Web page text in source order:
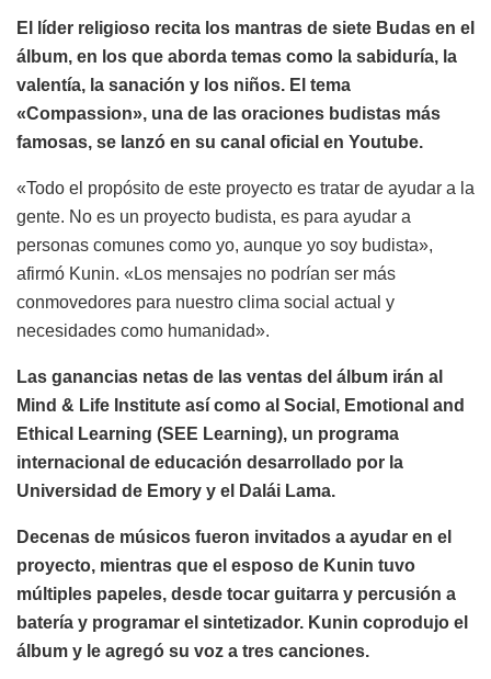
El líder religioso recita los mantras de siete Budas en el
álbum, en los que aborda temas como la sabiduría, la
valentía, la sanación y los niños. El tema
«Compassion», una de las oraciones budistas más
famosas, se lanzó en su canal oficial en Youtube.
«Todo el propósito de este proyecto es tratar de ayudar a la
gente. No es un proyecto budista, es para ayudar a
personas comunes como yo, aunque yo soy budista»,
afirmó Kunin. «Los mensajes no podrían ser más
conmovedores para nuestro clima social actual y
necesidades como humanidad».
Las ganancias netas de las ventas del álbum irán al
Mind & Life Institute así como al Social, Emotional and
Ethical Learning (SEE Learning), un programa
internacional de educación desarrollado por la
Universidad de Emory y el Dalái Lama.
Decenas de músicos fueron invitados a ayudar en el
proyecto, mientras que el esposo de Kunin tuvo
múltiples papeles, desde tocar guitarra y percusión a
batería y programar el sintetizador. Kunin coprodujo el
álbum y le agregó su voz a tres canciones.